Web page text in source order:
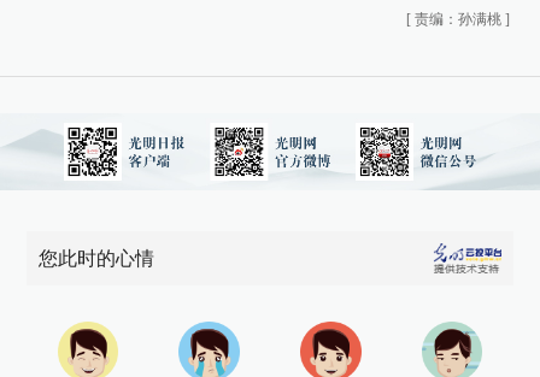
[ 责编：孙满桃 ]
您此时的心情